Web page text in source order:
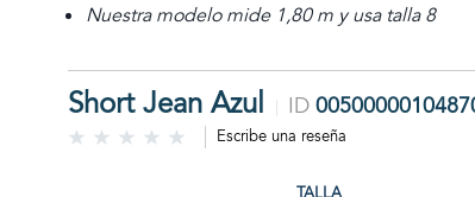
Nuestra modelo mide 1,80 m y usa talla 8
Short Jean Azul ID
Escribe una reseña
TALLA